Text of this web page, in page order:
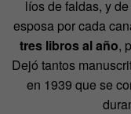
líos de faldas, y
esposa por cada
tres libros al año,
Dejó tantos
en 1939 que se